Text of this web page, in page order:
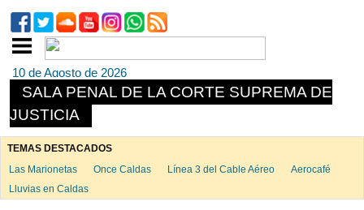
10 de Agosto de 2026
SALA PENAL DE LA CORTE SUPREMA DE
JUSTICIA
TEMAS DESTACADOS
Las Marionetas
Once Caldas Línea 3 del Cable Aéreo
Aerocafé
Lluvias en Caldas